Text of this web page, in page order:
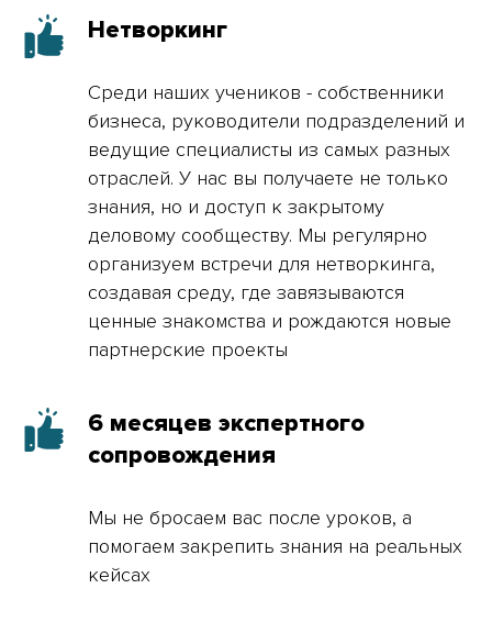
Нетворкинг
Среди наших учеников - собственники
бизнеса, руководители подразделений и
ведущие специалисты из самых разных
отраслей. У нас вы получаете не только
знания, но и доступ к закрытому
деловому сообществу. Мы регулярно
организуем встречи для нетворкинга,
создавая среду, где завязываются
ценные знакомства и рождаются новые
партнерские проекты
6 месяцев экспертного
сопровождения
Мы не бросаем вас после уроков, а
помогаем закрепить знания на реальных
кейсах